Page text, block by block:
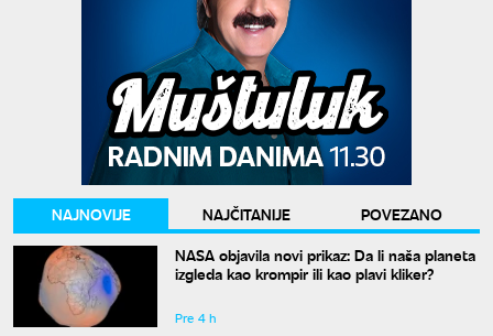
NAJNOVIJE NAJČITANIJE
POVEZANO
NASA objavila novi prikaz: Da li naša planeta
izgleda kao krompir ili kao plavi kliker?
Pre 4 h